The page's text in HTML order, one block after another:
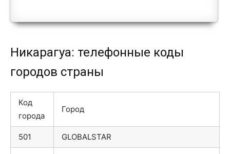
Никарагуа: телефонные коды
городов страны
Код
города
Город
501 GLOBALSTAR